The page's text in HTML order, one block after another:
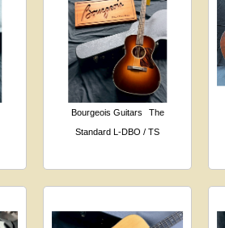
Bourgeois Guitars
The
Standard L-DBO / TS